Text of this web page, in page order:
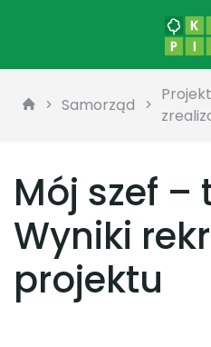
Samorząd
Mój szef –
Wyniki
projektu